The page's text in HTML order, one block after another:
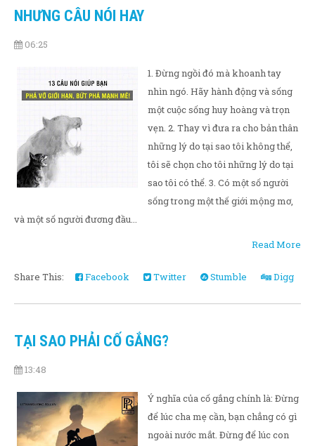
NHƯNG CÂU NÓI HAY
06:25
1. Đừng ngồi đó mà khoanh tay
nhìn ngó. Hãy hành động và sống
một cuộc sống huy hoàng và trọn
vẹn. 2. Thay vì đưa ra cho bản thân
những lý do tại sao tôi không thể,
tôi sẽ chọn cho tôi những lý do tại
sao tôi có thể. 3. Có một số người
sống trong một thế giới mộng mơ,
và một số người đương đầu...
Read More
Share This: Facebook Twitter Stumble Digg
TẠI SAO PHẢI CỐ GẮNG?
13:48
Ý nghĩa của cố gắng chính là: Đừng
để lúc cha mẹ cần, bạn chẳng có gì
ngoài nước mắt. Đừng để lúc con